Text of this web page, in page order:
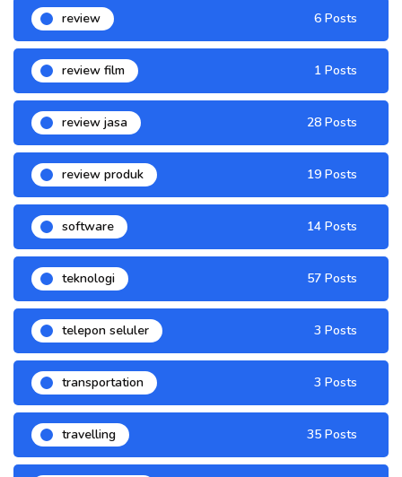
review 6 Posts
review film 1 Posts
review jasa 28 Posts
review produk 19 Posts
software 14 Posts
teknologi 57 Posts
telepon seluler 3 Posts
transportation 3 Posts
travelling 35 Posts